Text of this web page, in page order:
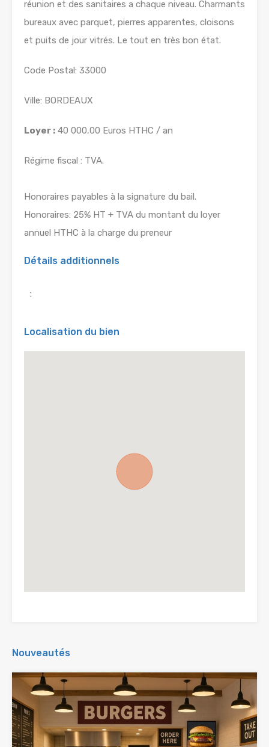
réunion et des sanitaires a chaque niveau. Charmants
bureaux avec parquet, pierres apparentes, cloisons
et puits de jour vitrés. Le tout en très bon état.
Code Postal: 33000
Ville: BORDEAUX
Loyer : 40 000,00 Euros HTHC / an
Régime fiscal : TVA.
Honoraires payables à la signature du bail.
Honoraires: 25% HT + TVA du montant du loyer
annuel HTHC à la charge du preneur
Détails additionnels
:
Localisation du bien
Nouveautés